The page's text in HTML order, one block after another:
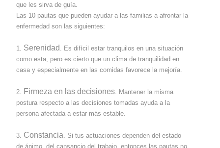
que les sirva de guía.
Las 10 pautas que pueden ayudar a las familias a afrontar la
enfermedad son las siguientes:
1. Serenidad
. Es difícil estar tranquilos en una situación
como esta, pero es cierto que un clima de tranquilidad en
casa y especialmente en las comidas favorece la mejoría.
2. Firmeza en las decisiones . Mantener la misma
postura respecto a las decisiones tomadas ayuda a la
persona afectada a estar más estable.
3. Constancia . Si tus actuaciones dependen del estado
de ánimo, del cansancio del trabajo, entonces las pautas no